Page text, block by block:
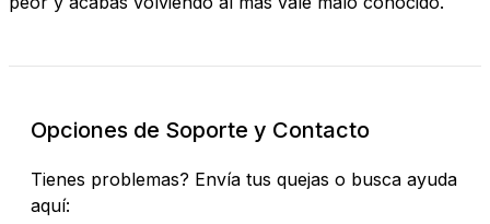
Opciones de Soporte y Contacto
Tienes problemas? Envía tus quejas o busca ayuda
aquí: